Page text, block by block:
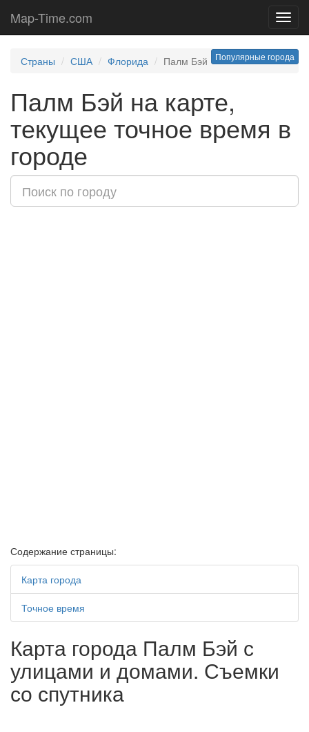
Map-Time.com
Популярные города
Страны США Флорида Палм Бэй
Палм Бэй на карте,
текущее точное время в
городе
Содержание страницы:
Карта города
Точное время
Карта города Палм Бэй с
улицами и домами. Съемки
со спутника